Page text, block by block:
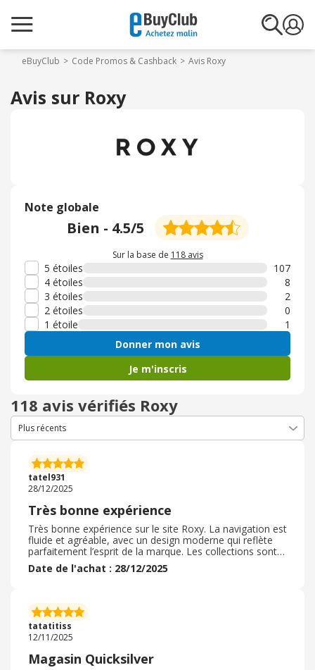
eBuyClub Code Promos & Cashback Avis Roxy
Avis sur Roxy
Note globale
Bien - 4.5/5
Sur la base de 118 avis
5 étoiles
107
4 étoiles
8
3 étoiles
2
2 étoiles
0
1 étoile
1
Donner mon avis
Je m'inscris
118 avis vérifiés Roxy
tatel931
28/12/2025
Très bonne expérience
Très bonne expérience sur le site Roxy. La navigation est
fluide et agréable, avec un design moderne qui reflète
parfaitement l’esprit de la marque. Les collections sont
variées, tendance et bien mises en valeur, ce qui facilite
le choix. Les descriptions des produits sont claires et
efficace et une livraison soignée. Un site fiable et
inspirant pour les amateurs de vêtements et
d’accessoires de qualité.
Date de l'achat : 28/12/2025
tatatitiss
12/11/2025
Magasin Quicksilver